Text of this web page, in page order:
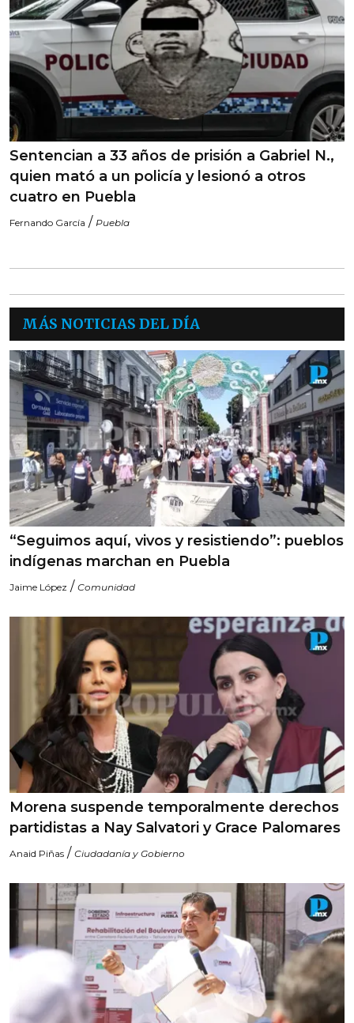
Sentencian a 33 años de prisión a Gabriel N.,
quien mató a un policía y lesionó a otros
cuatro en Puebla
Fernando García / Puebla
MÁS NOTICIAS DEL DÍA
“Seguimos aquí, vivos y resistiendo”: pueblos
indígenas marchan en Puebla
Jaime López / Comunidad
Morena suspende temporalmente derechos
partidistas a Nay Salvatori y Grace Palomares
Anaid Piñas / Ciudadanía y Gobierno